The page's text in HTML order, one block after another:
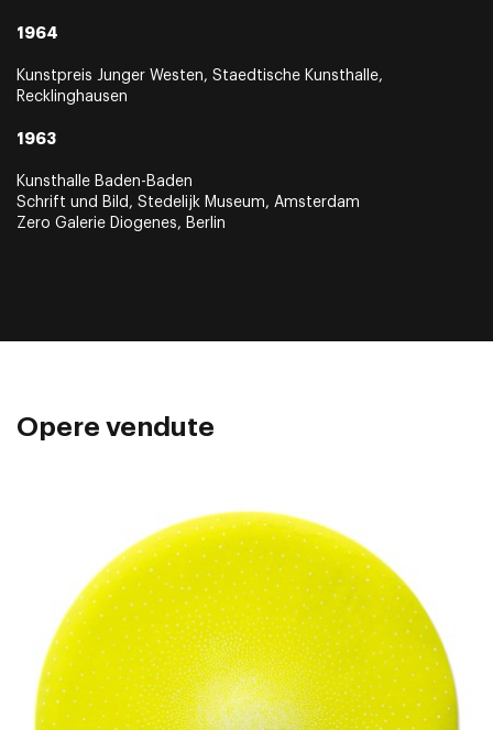
1964
Kunstpreis Junger Westen, Staedtische Kunsthalle,
Recklinghausen
1963
Kunsthalle Baden-Baden
Schrift und Bild, Stedelijk Museum, Amsterdam
Zero Galerie Diogenes, Berlin
Opere vendute